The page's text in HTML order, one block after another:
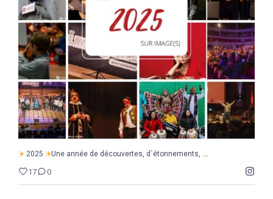
2025 Une année de découvertes, d`étonnements,
2025 Une année de découvertes, d`étonnements, ...
17 0